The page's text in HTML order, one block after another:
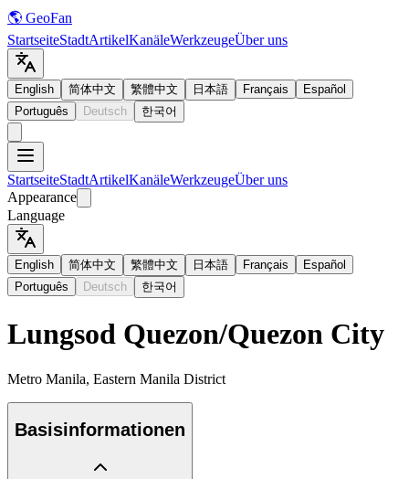
🌎 GeoFan
StartseiteStadtArtikelKanäleWerkzeugeÜber uns
English 简体中文 繁體中文 日本語 Français
Español
Português
Deutsch 한국어
StartseiteStadtArtikelKanäleWerkzeugeÜber uns
Appearance
Language
English 简体中文 繁體中文 日本語 Français
Español
Português
Deutsch 한국어
Lungsod Quezon/Quezon City
Metro Manila, Eastern Manila District
Basisinformationen